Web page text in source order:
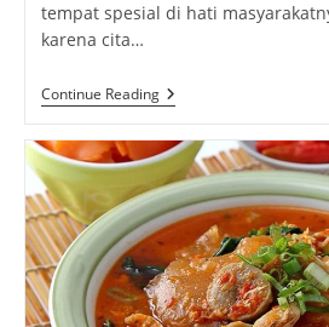
tempat spesial di hati
karena cita…
Continue ReadingMacaron:
Keunikan
Rasa
Manis
Khas
Jerman